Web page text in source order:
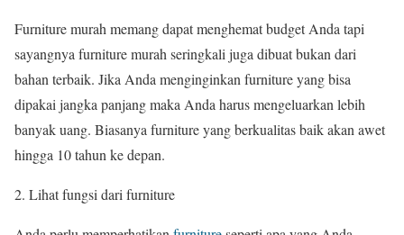
Furniture murah memang dapat menghemat budget Anda tapi
sayangnya furniture murah seringkali juga dibuat bukan dari
bahan terbaik. Jika Anda menginginkan furniture yang bisa
dipakai jangka panjang maka Anda harus mengeluarkan lebih
banyak uang. Biasanya furniture yang berkualitas baik akan awet
hingga 10 tahun ke depan.
Lihat fungsi dari furniture